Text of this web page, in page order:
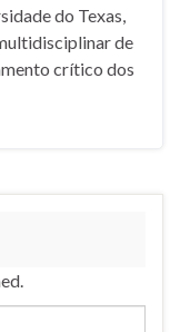
do Texas,
de
crítico dos